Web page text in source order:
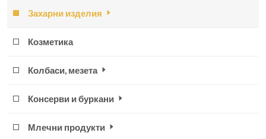
Захарни изделия
Козметика
Колбаси, мезета
Консерви и буркани
Млечни продукти